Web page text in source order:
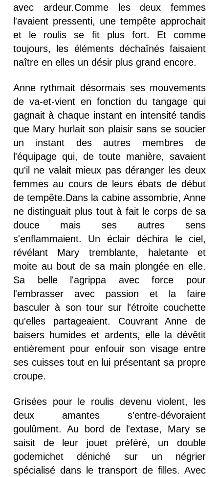
avec ardeur.Comme les deux femmes
l'avaient pressenti, une tempête approchait
et le roulis se fit plus fort. Et comme
toujours, les éléments déchaînés faisaient
naître en elles un désir plus grand encore.
Anne rythmait désormais ses mouvements
de va-et-vient en fonction du tangage qui
gagnait à chaque instant en intensité tandis
que Mary hurlait son plaisir sans se soucier
un instant des autres membres de
l'équipage qui, de toute manière, savaient
qu'il ne valait mieux pas déranger les deux
femmes au cours de leurs ébats de début
de tempête.Dans la cabine assombrie, Anne
ne distinguait plus tout à fait le corps de sa
douce mais ses autres sens
s'enflammaient. Un éclair déchira le ciel,
révélant Mary tremblante, haletante et
moite au bout de sa main plongée en elle.
Sa belle l'agrippa avec force pour
l'embrasser avec passion et la faire
basculer à son tour sur l'étroite couchette
qu'elles partageaient. Couvrant Anne de
baisers humides et ardents, elle la dévêtit
entièrement pour enfouir son visage entre
ses cuisses tout en lui présentant sa propre
croupe.
Grisées pour le roulis devenu violent, les
deux amantes s'entre-dévoraient
goulûment. Au bord de l'extase, Mary se
saisit de leur jouet préféré, un double
godemichet déniché sur un négrier
spécialisé dans le transport de filles. Avec